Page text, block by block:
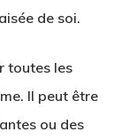
de soi.
toutes les
Il peut être
ou des